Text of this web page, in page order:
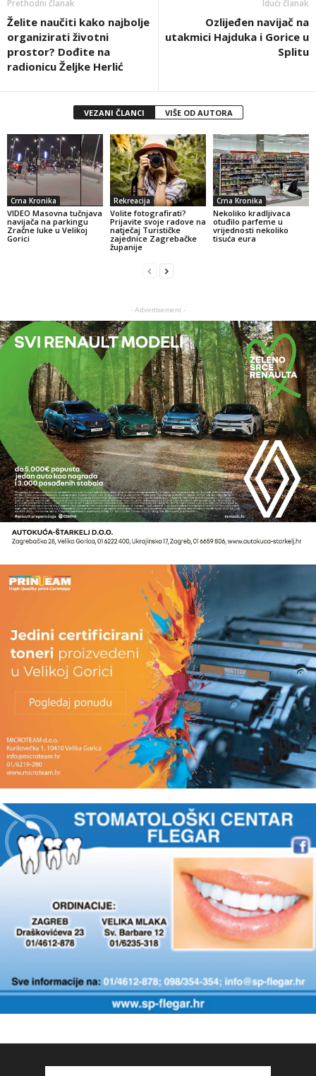
Prethodni članak
Želite naučiti kako najbolje
organizirati životni
prostor? Dođite na
radionicu Željke Herlić
Idući članak
Ozlijeđen navijač na
utakmici Hajduka i Gorice u
Splitu
VEZANI ČLANCI VIŠE OD AUTORA
Crna Kronika
VIDEO Masovna tučnjava
navijača na parkingu
Zračne luke u Velikoj
Gorici
Rekreacija
Volite fotografirati?
Prijavite svoje radove na
natječaj Turističke
zajednice Zagrebačke
županije
Crna Kronika
Nekoliko kradljivaca
otuđilo parfeme u
vrijednosti nekoliko
tisuća eura
- Advertisement -